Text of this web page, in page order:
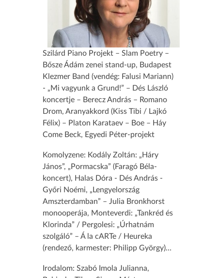
Szilárd Piano Projekt – Slam Poetry –
Bősze Ádám zenei stand-up, Budapest
Klezmer Band (vendég: Falusi Mariann)
- „Mi vagyunk a Grund!” – Dés László
koncertje – Berecz András – Romano
Drom, Aranyakkord (Kiss Tibi / Lajkó
Félix) – Platon Karataev – Boe – Háy
Come Beck, Egyedi Péter-projekt
Komolyzene: Kodály Zoltán: „Háry
János”, „Pormacska” (Faragó Béla-
koncert), Halas Dóra - Dés András -
Győri Noémi, „Lengyelország
Amszterdamban” – Julia Bronkhorst
monooperája, Monteverdi: „Tankréd és
Klorinda” / Pergolesi: „Úrhatnám
szolgáló” – Á la cARTe / Heureka
(rendező, karmester: Philipp György)…
Irodalom: Szabó Imola Julianna,